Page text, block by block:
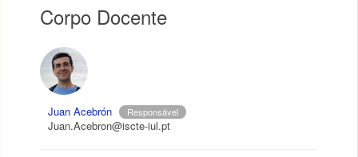
Corpo Docente
Juan Acebrón Responsável
Juan.Acebron@iscte-iul.pt